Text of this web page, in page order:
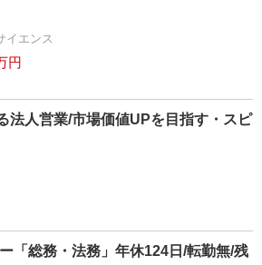
イエンス
円
法人営業/市場価値UPを目指す・スピ
「総務・法務」年休124日/転勤無/残